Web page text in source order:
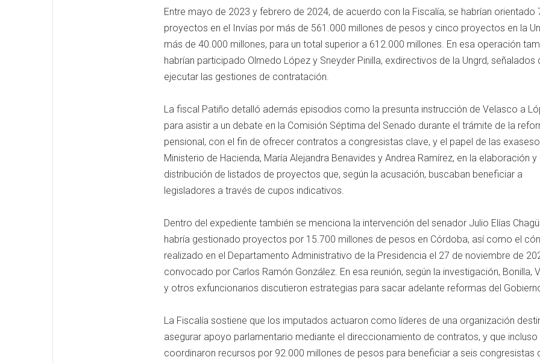
Entre mayo de 2023 y febrero de 2024, de acuerdo con la Fiscalía, se habrían orientado
proyectos en el Invías por más de 561.000 millones de pesos y cinco proyectos en la
más de 40.000 millones, para un total superior a 612.000 millones. En esa operación
habrían participado Olmedo López y Sneyder Pinilla, exdirectivos de la Ungrd, señalados
ejecutar las gestiones de contratación.
La fiscal Patiño detalló además episodios como la presunta instrucción de Velasco a
para asistir a un debate en la Comisión Séptima del Senado durante el trámite de la
pensional, con el fin de ofrecer contratos a congresistas clave, y el papel de las
Ministerio de Hacienda, María Alejandra Benavides y Andrea Ramírez, en la elaboración y
distribución de listados de proyectos que, según la acusación, buscaban beneficiar a
legisladores a través de cupos indicativos.
Dentro del expediente también se menciona la intervención del senador Julio Elías
habría gestionado proyectos por 15.700 millones de pesos en Córdoba, así como el
realizado en el Departamento Administrativo de la Presidencia el 27 de noviembre de
convocado por Carlos Ramón González. En esa reunión, según la investigación, Bonilla,
y otros exfuncionarios discutieron estrategias para sacar adelante reformas del
La Fiscalía sostiene que los imputados actuaron como líderes de una organización
asegurar apoyo parlamentario mediante el direccionamiento de contratos, y que incluso
coordinaron recursos por 92.000 millones de pesos para beneficiar a seis congresistas